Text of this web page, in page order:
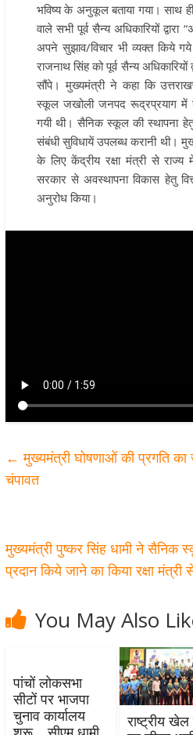
भविष्य के अनुकूल बताया गया। साथ
वाले सभी पूर्व सैन्य अधिकारियों
अपने सुझाव/विचार भी व्यक्त किये
राजनाथ सिंह को पूर्व सैन्य अधिकारियों
सौंपे। मुख्यमंत्री ने कहा कि
स्कूल जखोली जनपद रूद्रप्रयाग में
गयी थी। सैनिक स्कूल की स्थापना हेतु
संबंधी सुविधायें उपलब्ध करानी थी।
के लिए केंद्रीय रक्षा मंत्री से
सरकार से अवस्थापना विकास हेतु
अनुरोध किया।
← मुख्यमंत्री घोषणाओं की प्रगति
चंपावत
मुख्यमंत्री पुष्कर सिंह धामी ने सैनिक
प्रदान किये जाने का किया रक्षा
You May Also
पांचों लोकसभा
सीटों पर भाजपा
चुनाव कार्यालय
राष्ट्रीय